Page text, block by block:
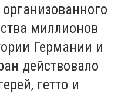
миллионов
Германии и
действовало
гетто и